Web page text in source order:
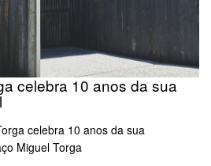
celebra 10 anos da sua
celebra 10 anos da sua
Miguel Torga